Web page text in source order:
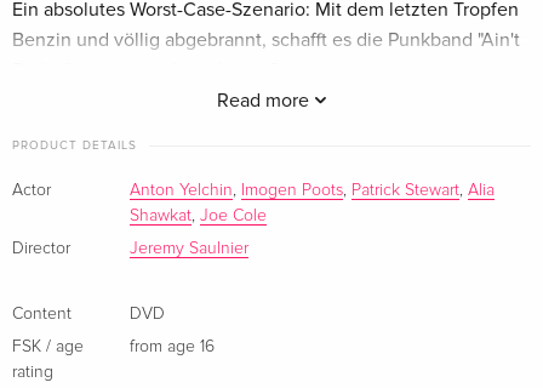
German
DVD
German
Standard edition
Read more
Ein absolutes Worst-Case-Szenario: Mit dem letzten Tropfen
Benzin und völlig abgebrannt, schafft es die Punkband "Ain't
Kneipe im amerikanischen Nirgendwo. Das Publikum besteht
eines brutalen Mordes werden. Der gnadenlose Anführer der
Nazi-Gang, Darcy Banker (Patrick Stewart), befiehlt seiner
Kampftruppe, alle Zeugen des Verbrechens zu eliminieren.
Amber (Imogen Poots) im Backstageraum. Es folgt ein
erbarmungsloser Showdown Skins vs. Punks. Als der
Bodycount steigt, müssen sich die Überlebenden etwas
PRODUCT DETAILS
Actor Anton Yelchin Imogen Poots Patrick Stewart Alia
Shawkat Joe Cole
Director
Jeremy Saulnier
Content
DVD
FSK / age
rating
from age 16